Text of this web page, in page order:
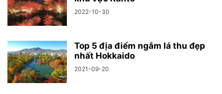
2022-10-30
Top 5 địa điểm ngắm lá thu đẹp
nhất Hokkaido
2021-09-20